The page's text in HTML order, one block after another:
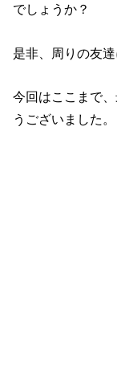
でしょうか？
是非、周りの友
今回はここまで
うございました。